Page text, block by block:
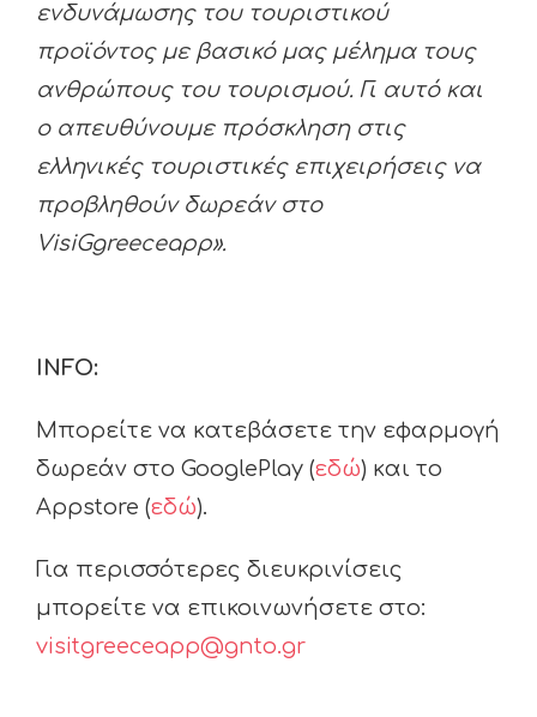
ενδυνάμωσης του τουριστικού
προϊόντος με βασικό μας μέλημα τους
ανθρώπους του τουρισμού. Γι αυτό και
ο απευθύνουμε πρόσκληση στις
ελληνικές τουριστικές επιχειρήσεις να
προβληθούν δωρεάν στο
VisiGgreeceapp».
INFO:
Μπορείτε να κατεβάσετε την εφαρμογή
δωρεάν στο GooglePlay (εδώ) και το
Appstore (εδώ).
Για περισσότερες διευκρινίσεις
μπορείτε να επικοινωνήσετε στο:
visitgreeceapp@gnto.gr